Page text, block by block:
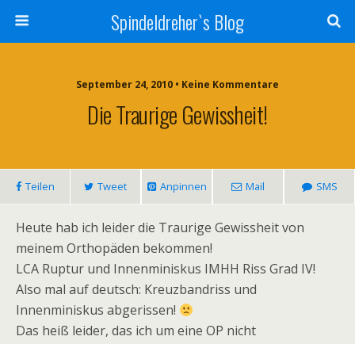
Spindeldreher`s Blog
September 24, 2010 • Keine Kommentare
Die Traurige Gewissheit!
Teilen Tweet Anpinnen Mail SMS
Heute hab ich leider die Traurige Gewissheit von
meinem Orthopäden bekommen!
LCA Ruptur und Innenminiskus IMHH Riss Grad IV!
Also mal auf deutsch: Kreuzbandriss und
Innenminiskus abgerissen!
Das heiß leider, das ich um eine OP nicht